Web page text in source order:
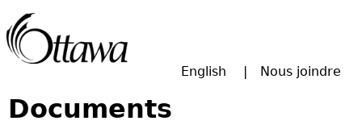
English Nous joindre
Documents